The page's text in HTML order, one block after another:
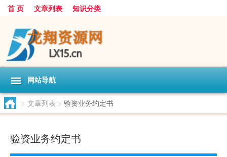
首 页 文章列表 知识分类
网站导航
> 文章列表 > 验资业务约定书
验资业务约定书